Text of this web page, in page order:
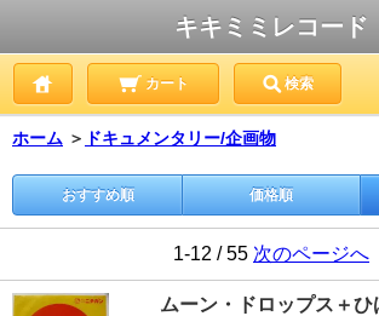
キキミミレコード
カート 検索
ホーム ＞ ドキュメンタリー/企画物
おすすめ順 価格順
1-12 / 55 次のページへ
ムーン・ドロップス＋ひ